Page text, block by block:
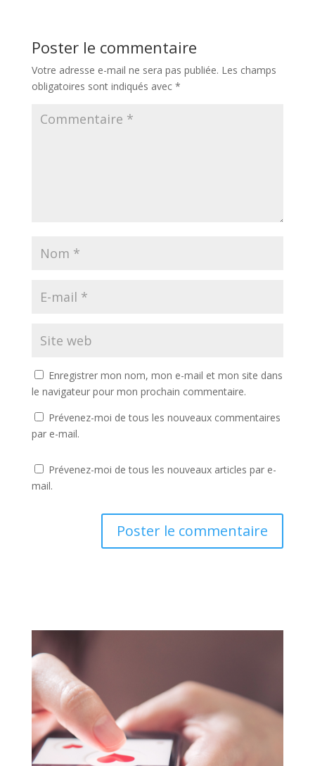
Poster le commentaire
Votre adresse e-mail ne sera pas publiée. Les champs
obligatoires sont indiqués avec *
Enregistrer mon nom, mon e-mail et mon site dans
le navigateur pour mon prochain commentaire.
Prévenez-moi de tous les nouveaux commentaires
par e-mail.
Prévenez-moi de tous les nouveaux articles par e-
mail.